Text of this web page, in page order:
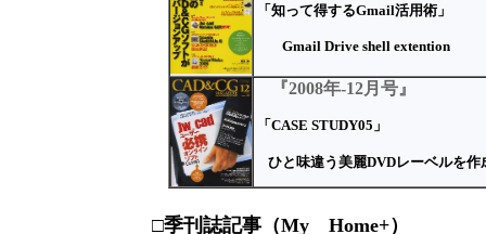
「知って得するGmail活用術」
Gmail Drive shell extention
『2008年-12月号』
「CASE STUDY05」
ひと味違う美麗DVDレーベルを作
□季刊誌記事（My Home+）